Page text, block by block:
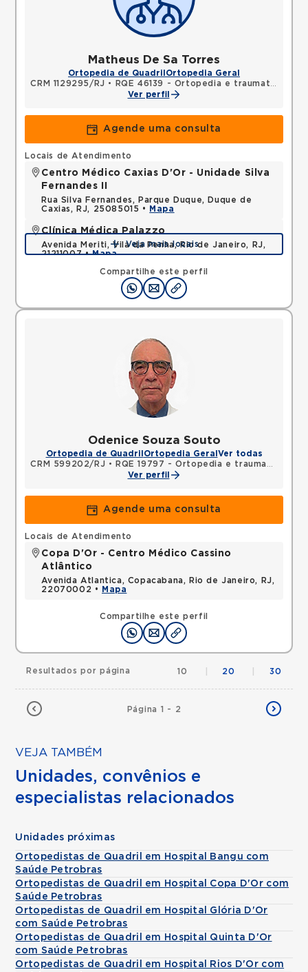
Matheus De Sa Torres
Ortopedia de Quadril Ortopedia Geral
CRM 1129295/RJ •
RQE 46139 - Ortopedia e traumatologia
Ver perfil
Agende uma consulta
Compartilhe este perfil
Locais de Atendimento
Centro Médico Caxias D'Or - Unidade Silva
Fernandes II
Rua Silva Fernandes, Parque Duque, Duque de
Caxias, RJ, 25085015 •
Mapa
Clínica Médica Palazzo
Avenida Meriti, Vila da Penha, Rio de Janeiro, RJ,
21211007 •Mapa
Veja mais locais
Odenice Souza Souto
Ortopedia de Quadril Ortopedia Geral Ver todas
CRM 599202/RJ •
RQE 19797 - Ortopedia e traumatologia
Ver perfil
Agende uma consulta
Compartilhe este perfil
Locais de Atendimento
Copa D'Or - Centro Médico Cassino
Atlântico
Avenida Atlantica, Copacabana, Rio de Janeiro, RJ,
22070002 •
Mapa
Página 1 - 2
Resultados por página 10 20 30
VEJA TAMBÉM
Unidades, convênios e
especialistas relacionados
Unidades próximas
Ortopedistas de Quadril em Hospital Bangu com
Saúde Petrobras
Ortopedistas de Quadril em Hospital Copa D'Or com
Saúde Petrobras
Ortopedistas de Quadril em Hospital Glória D'Or
com Saúde Petrobras
Ortopedistas de Quadril em Hospital Quinta D'Or
com Saúde Petrobras
Ortopedistas de Quadril em Hospital Rios D'Or com